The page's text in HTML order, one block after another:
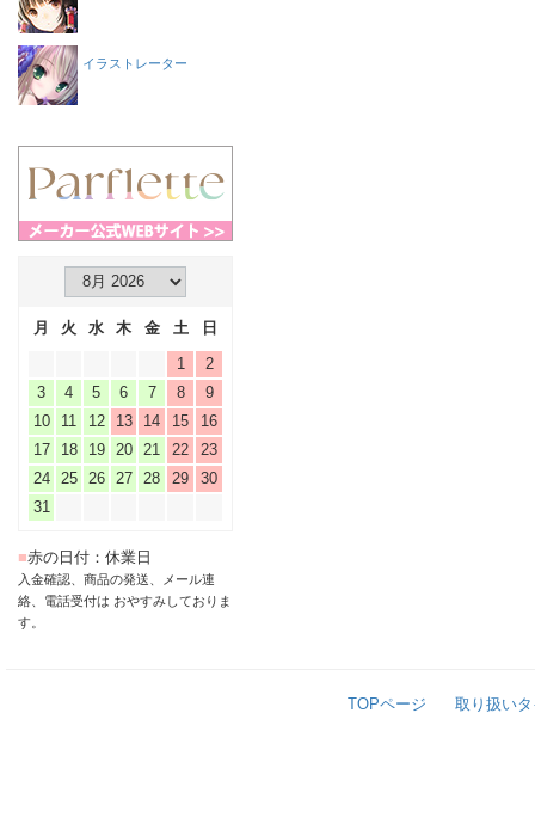
イラストレーター
月 火 水 木 金 土
日
1
2
3
4 5 6 7 8
9
10
11 12 13 14 15
16
17
18 19 20 21 22
23
24
25 26 27 28 29
30
31
■赤の日付：休業日
入金確認、商品の発送、メール連
絡、電話受付は おやすみしておりま
す。
TOPページ 取り扱い